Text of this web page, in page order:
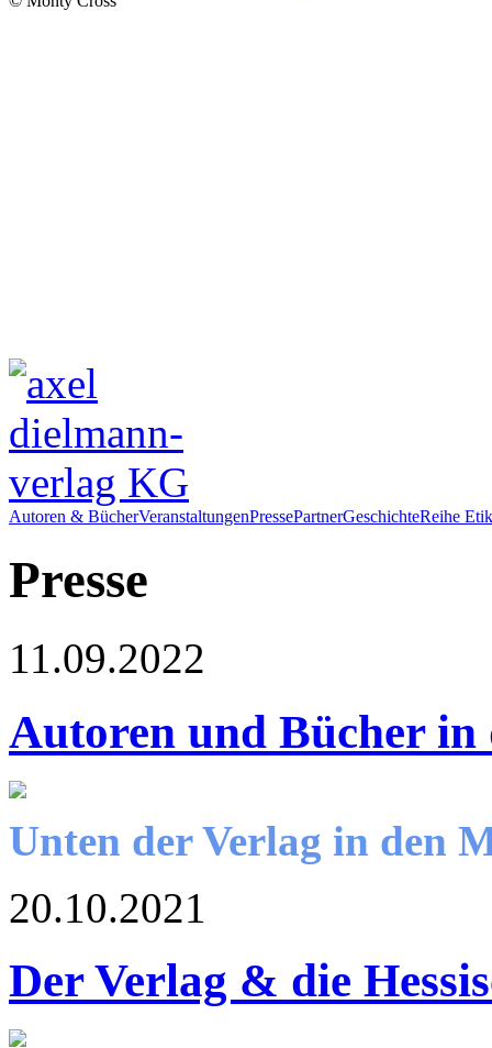
Autoren & BücherVeranstaltungenPressePartnerGeschichteReihe
Presse
11.09.2022
Autoren und Bücher in
Unten der Verlag in den
20.10.2021
Der Verlag & die